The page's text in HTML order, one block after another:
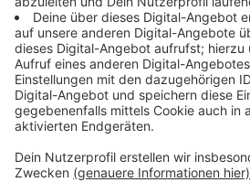
nächster Woche auch wieder die
um Schulen kontrolliert. Denn
Eltern dort in zweiter Reihe, auf
Auch hier gab es vergangenes
Verwarnungen. Der ADAC warnt
vor diesen "Eltern-Taxis".
Anzeige